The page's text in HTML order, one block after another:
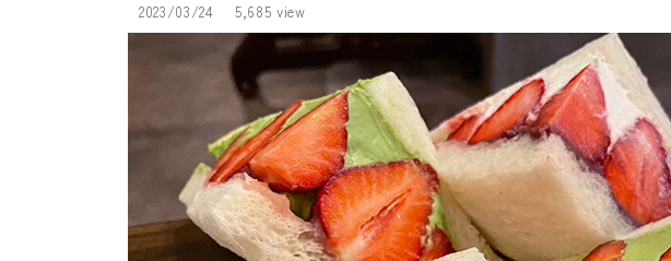
2023/03/24 5,685 view